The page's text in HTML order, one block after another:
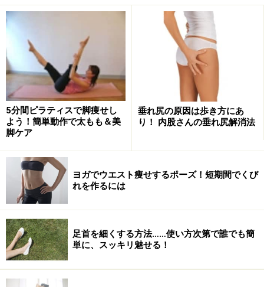
朝の腹筋エクササイズで分厚い脂肪を脱ぐ
ダイエット！
毎朝の習慣にするためベッドの中でもできる腹筋です。
重たい下半身を浮かせることで、ゴロゴロ寝たままなの
ない回数からはじめてくださいね。
分厚い脂肪を脱ぐ！「腹筋」STEP１
分厚い脂肪を脱ぐ！「腹筋」STEP２
5分間ピラティスで脚痩せし
よう！簡単動作で太もも＆美
脚ケア
垂れ尻の原因は歩き方にあ
り！ 内股さんの垂れ尻解消法
ヨガでウエスト痩せするポーズ！短期間でくび
れを作るには
足首を細くする方法……使い方次第で誰でも簡
単に、スッキリ魅せる！